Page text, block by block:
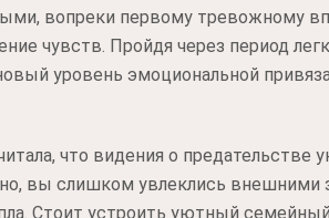
вопреки первому тревожному
чувств. Пройдя через период
уровень эмоциональной
что видения о
вы слишком увлеклись внешними
Стоит устроить уютный